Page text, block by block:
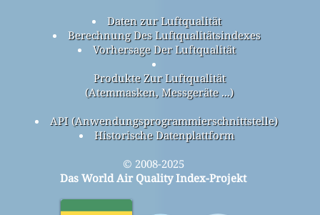
Daten zur Luftqualität
Berechnung Des Luftqualitätsindexes
Vorhersage Der Luftqualität
Produkte Zur Luftqualität
(Atemmasken, Messgeräte ...)
API (Anwendungsprogrammierschnittstelle)
Historische Datenplattform
© 2008-2025
Das World Air Quality Index-Projekt